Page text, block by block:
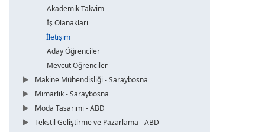
Akademik Takvim
İş Olanakları
İletişim
Aday Öğrenciler
Mevcut Öğrenciler
Makine Mühendisliği - Saraybosna
Mimarlık - Saraybosna
Moda Tasarımı - ABD
Tekstil Geliştirme ve Pazarlama - ABD